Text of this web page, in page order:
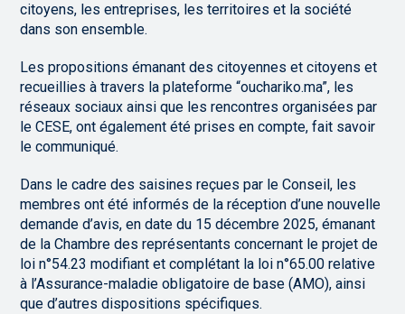
citoyens, les entreprises, les territoires et la société
dans son ensemble.
Les propositions émanant des citoyennes et citoyens et
recueillies à travers la plateforme “ouchariko.ma”, les
réseaux sociaux ainsi que les rencontres organisées par
le CESE, ont également été prises en compte, fait savoir
le communiqué.
Dans le cadre des saisines reçues par le Conseil, les
membres ont été informés de la réception d’une nouvelle
demande d’avis, en date du 15 décembre 2025, émanant
de la Chambre des représentants concernant le projet de
loi n°54.23 modifiant et complétant la loi n°65.00 relative
à l’Assurance-maladie obligatoire de base (AMO), ainsi
que d’autres dispositions spécifiques.